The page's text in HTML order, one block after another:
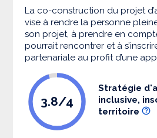
La co-construction du projet
vise à rendre la personne
son projet, à prendre en
pourrait rencontrer et à
partenariale au profit d’une
3.8/4
Stratégie
inclusive,
territoire